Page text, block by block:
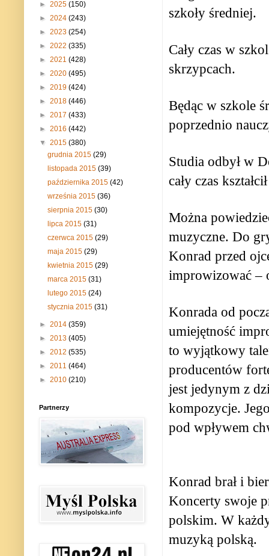
szkoły średniej.
Cały czas w
skrzypcach.
Będąc w szkole
poprzednio
Studia odbył w
cały czas
Można
muzyczne. Do
Konrad przed
improwizować –
Konrada od
umiejętność
to wyjątkowy
producentów
jest jedynym z
kompozycje.
pod wpływem
Konrad brał i
Koncerty swoje
polskim. W
muzyką polską.
► 2025 (150)
► 2024 (243)
► 2023 (254)
► 2022 (335)
► 2021 (428)
► 2020 (495)
► 2019 (424)
► 2018 (446)
► 2017 (433)
► 2016 (442)
▼ 2015 (380)
grudnia 2015(29)
listopada 2015(39)
października 2015(42)
września 2015(36)
sierpnia 2015(30)
lipca 2015(31)
czerwca 2015(29)
maja 2015(29)
kwietnia 2015(29)
marca 2015(31)
lutego 2015(24)
stycznia 2015(31)
► 2014 (359)
► 2013 (405)
► 2012 (535)
► 2011 (464)
► 2010 (210)
Partnerzy